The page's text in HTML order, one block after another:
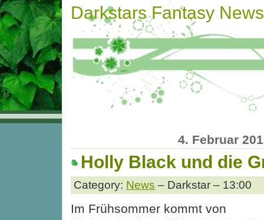
Darkstars Fantasy News
4. Februar
Holly Black und die
Category: News – Darkstar – 13:00
Im Frühsommer kommt von